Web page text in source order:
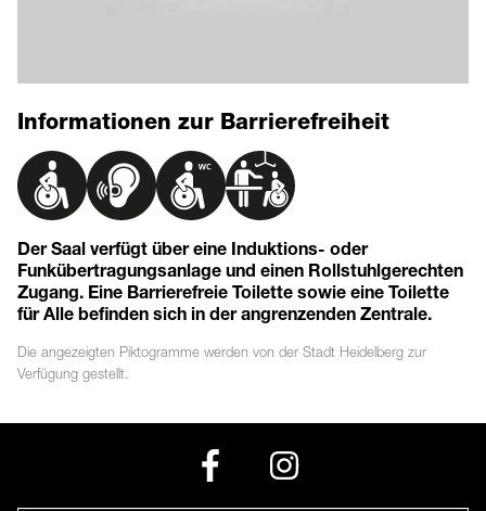
Informationen zur Barrierefreiheit
Der Saal verfügt über eine Induktions- oder
Funkübertragungsanlage und einen Rollstuhlgerechten
Zugang. Eine Barrierefreie Toilette sowie eine Toilette
für Alle befinden sich in der angrenzenden Zentrale.
Die angezeigten Piktogramme werden von der Stadt Heidelberg zur
Verfügung gestellt.